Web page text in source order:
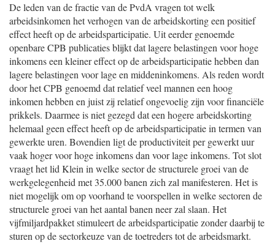
De leden van de fractie van de PvdA vragen tot welk
arbeidsinkomen het verhogen van de arbeidskorting een positief
effect heeft op de arbeidsparticipatie. Uit eerder genoemde
openbare CPB publicaties blijkt dat lagere belastingen voor hoge
inkomens een kleiner effect op de arbeidsparticipatie hebben dan
lagere belastingen voor lage en middeninkomens. Als reden wordt
door het CPB genoemd dat relatief veel mannen een hoog
inkomen hebben en juist zij relatief ongevoelig zijn voor financiële
prikkels. Daarmee is niet gezegd dat een hogere arbeidskorting
helemaal geen effect heeft op de arbeidsparticipatie in termen van
gewerkte uren. Bovendien ligt de productiviteit per gewerkt uur
vaak hoger voor hoge inkomens dan voor lage inkomens. Tot slot
vraagt het lid Klein in welke sector de structurele groei van de
werkgelegenheid met 35.000 banen zich zal manifesteren. Het is
niet mogelijk om op voorhand te voorspellen in welke sectoren de
structurele groei van het aantal banen neer zal slaan. Het
vijfmiljardpakket stimuleert de arbeidsparticipatie zonder daarbij te
sturen op de sectorkeuze van de toetreders tot de arbeidsmarkt.